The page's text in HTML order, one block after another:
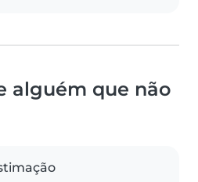
alguém que não